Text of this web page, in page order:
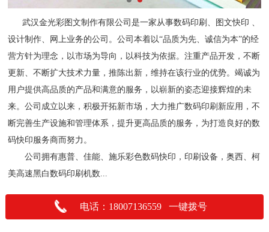
武汉金光彩图文制作有限公司是一家从事数码印刷、图文快印 、
设计制作、网上业务的公司。公司本着以“品质为先、诚信为本”的经
营方针为理念，以市场为导向，以科技为依据。注重产品开发，不断
更新、不断扩大技术力量，推陈出新，维持在该行业的优势。竭诚为
用户提供高品质的产品和满意的服务，以崭新的姿态迎接辉煌的未
来。公司成立以来，积极开拓新市场，大力推广数码印刷新应用，不
断完善生产设施和管理体系，提升更高品质的服务，为打造良好的数
码快印服务商而努力。
公司拥有惠普、佳能、施乐彩色数码快印，印刷设备，奥西、柯
美高速黑白数码印刷机数...
电话：18007136559 一键拨号